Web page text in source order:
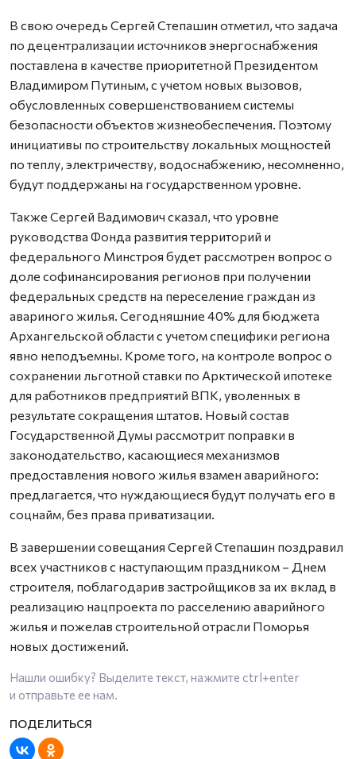
В свою очередь Сергей Степашин отметил, что задача
по децентрализации источников энергоснабжения
поставлена в качестве приоритетной Президентом
Владимиром Путиным, с учетом новых вызовов,
обусловленных совершенствованием системы
безопасности объектов жизнеобеспечения. Поэтому
инициативы по строительству локальных мощностей
по теплу, электричеству, водоснабжению, несомненно,
будут поддержаны на государственном уровне.
Также Сергей Вадимович сказал, что уровне
руководства Фонда развития территорий и
федерального Минстроя будет рассмотрен вопрос о
доле софинансирования регионов при получении
федеральных средств на переселение граждан из
авариного жилья. Сегодняшние 40% для бюджета
Архангельской области с учетом специфики региона
явно неподъемны. Кроме того, на контроле вопрос о
сохранении льготной ставки по Арктической ипотеке
для работников предприятий ВПК, уволенных в
результате сокращения штатов. Новый состав
Государственной Думы рассмотрит поправки в
законодательство, касающиеся механизмов
предоставления нового жилья взамен аварийного:
предлагается, что нуждающиеся будут получать его в
соцнайм, без права приватизации.
В завершении совещания Сергей Степашин поздравил
всех участников с наступающим праздником – Днем
строителя, поблагодарив застройщиков за их вклад в
реализацию нацпроекта по расселению аварийного
жилья и пожелав строительной отрасли Поморья
новых достижений.
Нашли ошибку? Выделите текст, нажмите ctrl+enter
и отправьте ее нам.